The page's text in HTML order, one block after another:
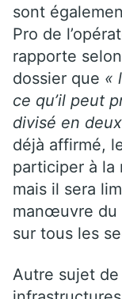
sont
Pro de
rapporte
dossier que «
ce qu’il peut
divisé en
déjà affirmé,
participer à la
mais il sera
manœuvre du
sur tous les
Autre sujet